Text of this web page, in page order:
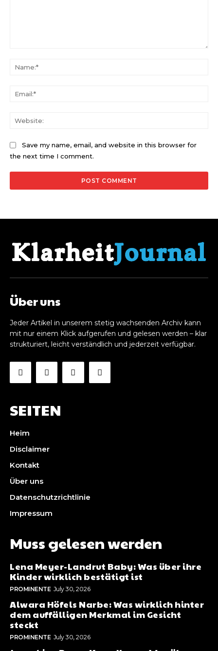
Save my name, email, and website in this browser for
the next time I comment.
Über uns
Jeder Artikel in unserem stetig wachsenden Archiv kann
mit nur einem Klick aufgerufen und gelesen werden – klar
strukturiert, leicht verständlich und jederzeit verfügbar.
SEITEN
Heim
Disclaimer
Kontakt
Über uns
Datenschutzrichtlinie
Impressum
Muss gelesen werden
Lena Meyer-Landrut Baby: Was über ihre
Kinder wirklich bestätigt ist
PROMINENTE July 30, 2026
Alwara Höfels Narbe: Was wirklich hinter
dem auffälligen Merkmal im Gesicht
steckt
PROMINENTE July 30, 2026